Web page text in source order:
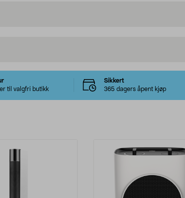
til valgfri butikk
Sikkert
365 dagers åpent kjøp